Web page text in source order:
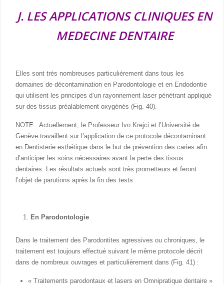
J. LES APPLICATIONS CLINIQUES EN
MEDECINE DENTAIRE
Elles sont très nombreuses particulièrement dans tous les
domaines de décontamination en Parodontologie et en Endodontie
qui utilisent les principes d’un rayonnement laser pénétrant appliqué
sur des tissus préalablement oxygénés (Fig. 40).
NOTE : Actuellement, le Professeur Ivo Krejci et l’Université de
Genève travaillent sur l’application de ce protocole décontaminant
en Dentisterie esthétique dans le but de prévention des caries afin
d’anticiper les soins nécessaires avant la perte des tissus
dentaires. Les résultats actuels sont très prometteurs et feront
l’objet de parutions après la fin des tests.
En Parodontologie
Dans le traitement des Parodontites agressives ou chroniques, le
traitement est toujours effectué suivant le même protocole décrit
dans de nombreux ouvrages et particulièrement dans (Fig. 41) :
« Traitements parodontaux et lasers en Omnipratique dentaire »